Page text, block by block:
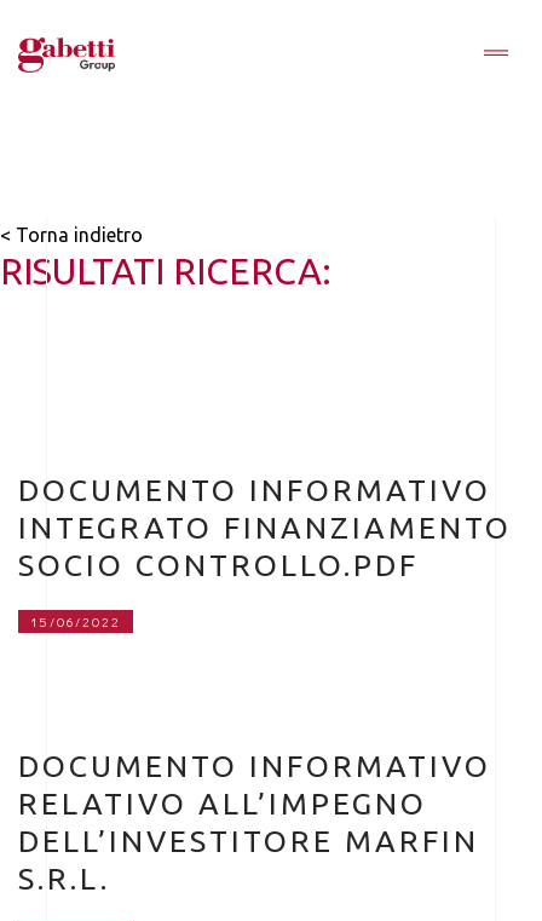
< Torna indietro
RISULTATI RICERCA:
DOCUMENTO INFORMATIVO
INTEGRATO FINANZIAMENTO
SOCIO CONTROLLO.PDF
15/06/2022
DOCUMENTO INFORMATIVO
RELATIVO ALL’IMPEGNO
DELL’INVESTITORE MARFIN
S.R.L.